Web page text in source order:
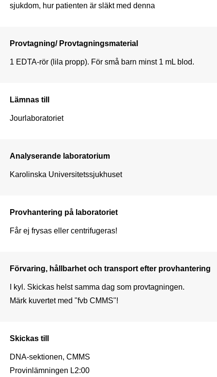
sjukdom, hur patienten är släkt med denna
Provtagning/ Provtagningsmaterial
1 EDTA-rör (lila propp). För små barn minst 1 mL blod.
Lämnas till
Jourlaboratoriet
Analyserande laboratorium
Karolinska Universitetssjukhuset
Provhantering på laboratoriet
Får ej frysas eller centrifugeras!
Förvaring, hållbarhet och transport efter provhantering
I kyl. Skickas helst samma dag som provtagningen.
Märk kuvertet med "fvb CMMS"!
Skickas till
DNA-sektionen, CMMS
Provinlämningen L2:00